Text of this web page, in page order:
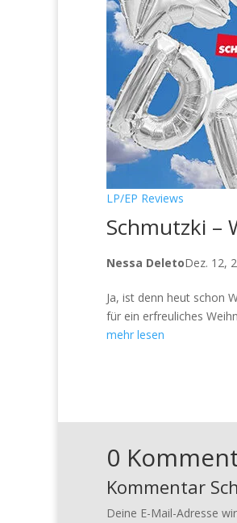
LP/EP Reviews
Schmutzki –
Nessa DeletoDez. 12,
Ja, ist denn heut schon
für ein erfreuliches
mehr lesen
0
Kommentar
Deine E-Mail-Adresse